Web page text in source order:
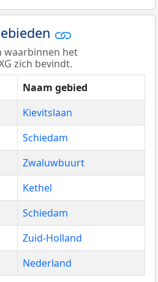
waarbinnen het
zich bevindt.
Naam gebied
Kievitslaan
Schiedam
Zwaluwbuurt
Kethel
Schiedam
Zuid-Holland
Nederland